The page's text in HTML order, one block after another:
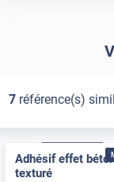
7référence(s)
Adhésif effet
texturé